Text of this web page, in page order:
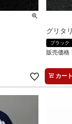
グリタ
ブラック
販売価格
カー